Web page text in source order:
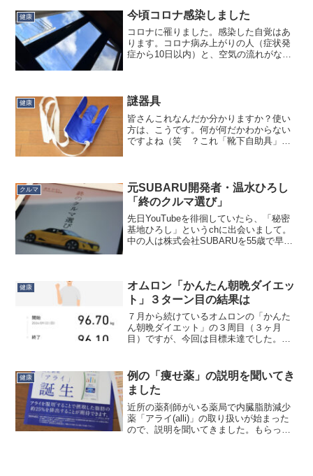
成計ではありません。単純な体重計で
す。体組成計...
健康 今頃コロナ感染しました
コロナに罹りました。感染した自覚はあ
ります。コロナ病み上がりの人（症状発
症から10日以内）と、空気の流れがない
たのですが、何ともなり...
健康 謎器具
皆さんこれなんだか分かりますか？使い
方は、こうです。何が何だかわからない
ですよね（笑 ？これ「靴下自助具」っ
車に乗るのも難儀するレベ...
クルマ
元SUBARU開発者・温水ひろし
「終のクルマ選び」
先日YouTubeを徘徊していたら、「秘密
基地ひろし」というchに出会いまして。
中の人は株式会社SUBARUを55歳で早期
していて感...
健康
オムロン「かんたん朝晩ダイエッ
ト」３ターン目の結果は
７月から続けているオムロンの「かんた
ん朝晩ダイエット」の３周目（３ヶ月
目）ですが、今回は目標未達でした。目
もできますが、１ヶ月の推移はこんな感
じです：...
健康
例の「痩せ薬」の説明を聞いてき
ました
近所の薬剤師がいる薬局で内臓脂肪減少
薬「アライ(alli)」の取り扱いが始まった
ので、説明を聞いてきました。もらって